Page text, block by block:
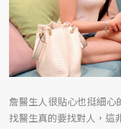
詹醫生人很貼心也挺細心
找醫生真的要找對人，這